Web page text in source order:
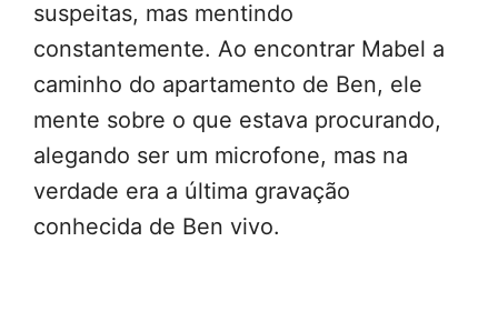
suspeitas, mas mentindo
constantemente. Ao encontrar Mabel a
caminho do apartamento de Ben, ele
mente sobre o que estava procurando,
alegando ser um microfone, mas na
verdade era a última gravação
conhecida de Ben vivo.